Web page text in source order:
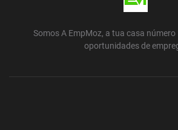
Somos A EmpMoz, a tua casa
oportunidades de